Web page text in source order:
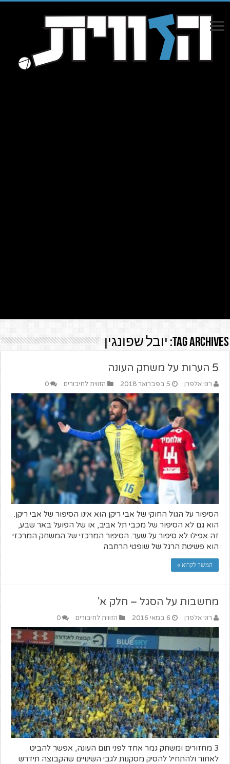
Tag Archives: יובל שפונגין
5 הערות על משחק העונה
רוני אלפרן 5 בפברואר 2018 הזווית לחיבורים 0
הסיפור על הגול החוקי של אבי ריקן הוא אינו הסיפור של אבי ריקן.
הוא גם לא הסיפור של מכבי תל אביב, או של הפועל באר שבע,
זה אפילו לא סיפור על שער. הסיפור המרכזי של המשחק המרכזי
הוא פשיטת הרגל של שופטי הרחבה
המשך לקרוא »
מחשבות על הסגל – חלק א'
רוני אלפרן 6 במאי 2016 הזווית לחיבורים 0
3 מחזורים ומשחק גמר אחד לפני תום העונה, אפשר להביט
לאחור ולהתחיל להסיק מסקנות לגבי השינויים שהקבוצה תידרש